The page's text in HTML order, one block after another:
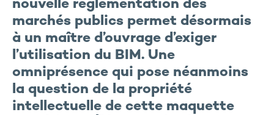
nouvelle réglementation des
marchés publics permet désormais
à un maître d’ouvrage d’exiger
l’utilisation du BIM. Une
omniprésence qui pose néanmoins
la question de la propriété
intellectuelle de cette maquette